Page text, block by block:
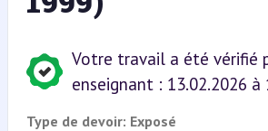
Votre travail a été vérifié
enseignant : 13.02.2026 à
Type de devoir: Exposé